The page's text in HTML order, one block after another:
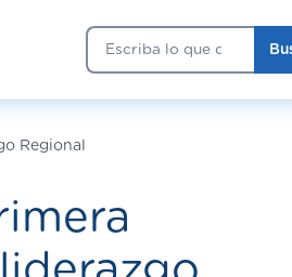
Buscar
Regional